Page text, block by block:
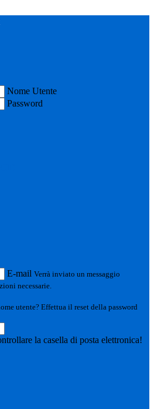
Nome Utente
Password
E-mail Verrà inviato un messaggio
necessarie.
utente? Effettua il reset della password
la casella di posta elettronica!